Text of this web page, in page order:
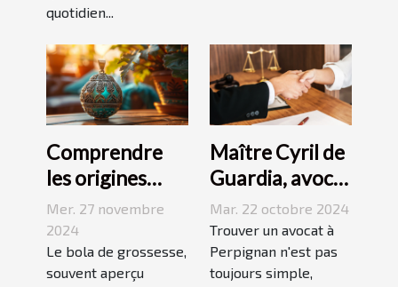
quotidien...
Comprendre
les origines
culturelles du
bola de
grossesse
Mer. 27 novembre
2024
Le bola de grossesse,
souvent aperçu
Maître Cyril de
Guardia, avocat
renommé à
Perpignan
Mar. 22 octobre 2024
Trouver un avocat à
Perpignan n'est pas
toujours simple,